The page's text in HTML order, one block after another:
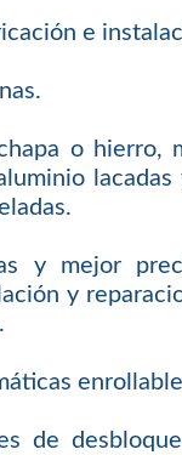
e
o hierro,
y mejor
y
de